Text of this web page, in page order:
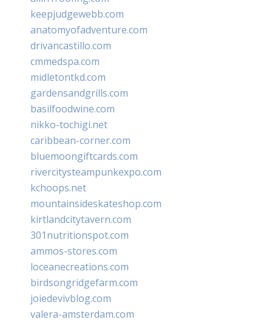
keepjudgewebb.com
anatomyofadventure.com
drivancastillo.com
cmmedspa.com
midletontkd.com
gardensandgrills.com
basilfoodwine.com
nikko-tochigi.net
caribbean-corner.com
bluemoongiftcards.com
rivercitysteampunkexpo.com
kchoops.net
mountainsideskateshop.com
kirtlandcitytavern.com
301nutritionspot.com
ammos-stores.com
loceanecreations.com
birdsongridgefarm.com
joiedevivblog.com
valera-amsterdam.com